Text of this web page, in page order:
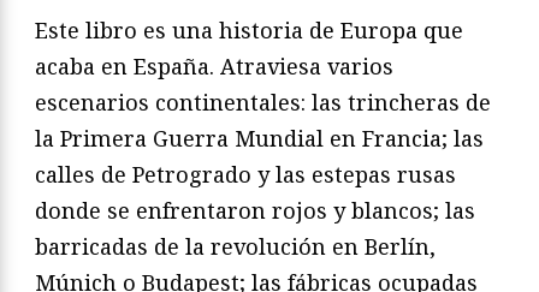
Este libro es una historia de Europa que
acaba en España. Atraviesa varios
escenarios continentales: las trincheras de
la Primera Guerra Mundial en Francia; las
calles de Petrogrado y las estepas rusas
donde se enfrentaron rojos y blancos; las
barricadas de la revolución en Berlín,
Múnich o Budapest; las fábricas ocupadas